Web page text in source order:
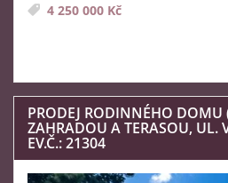
4 250 000 Kč
PRODEJ RODINNÉHO DOMU
ZAHRADOU A TERASOU, UL.
EV.Č.: 21304